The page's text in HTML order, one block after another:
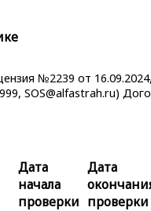
№2239 от
SOS@alfastrah.ru)
Дата
начала
проверки
Дата
проверки